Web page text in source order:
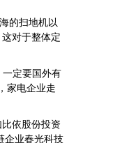
的扫地机以
对于整体定
定要国外有
家电企业走
依股份投资
企业春光科技